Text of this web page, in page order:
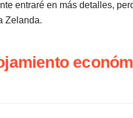
entraré en más detalles,
Zelanda.